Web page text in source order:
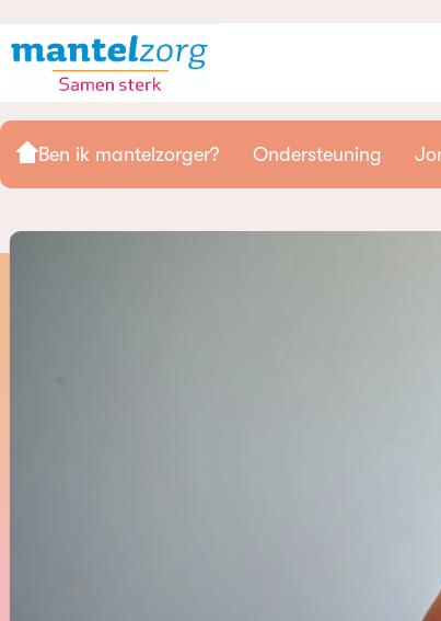
Ben ik mantelzorger? Ondersteuning